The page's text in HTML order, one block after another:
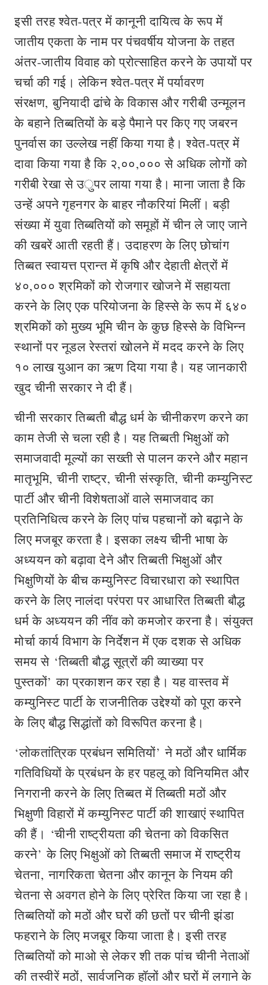
इसी तरह श्वेत-पत्र में कानूनी दायित्व के रूप में
जातीय एकता के नाम पर पंचवर्षीय योजना के तहत
अंतर-जातीय विवाह को प्रोत्साहित करने के उपायों पर
चर्चा की गई। लेकिन श्‍वेत-पत्र में पर्यावरण
संरक्षण, बुनियादी ढांचे के विकास और गरीबी उन्मूलन
के बहाने तिब्बतियों के बड़े पैमाने पर किए गए जबरन
पुनर्वास का उल्लेख नहीं किया गया है। श्‍वेत-पत्र में
दावा किया गया है कि २,००,००० से अधिक लोगों को
गरीबी रेखा से उुपर लाया गया है। माना जाता है कि
उन्हें अपने गृहनगर के बाहर नौकरियां मिलीं। बड़ी
संख्या में युवा तिब्बतियों को समूहों में चीन ले जाए जाने
की खबरें आती रहती हैं। उदाहरण के लिए छोचांग
तिब्बत स्वायत्त प्रान्त में कृषि और देहाती क्षेत्रों में
४०,००० श्रमिकों को रोजगार खोजने में सहायता
करने के लिए एक परियोजना के हिस्से के रूप में ६४०
श्रमिकों को मुख्य भूमि चीन के कुछ हिस्से के विभिन्न
स्थानों पर नूडल रेस्तरां खोलने में मदद करने के लिए
१० लाख युआन का ऋण दिया गया है। यह जानकारी
खुद चीनी सरकार ने दी हैं।
चीनी सरकार तिब्बती बौद्ध धर्म के चीनीकरण करने का
काम तेजी से चला रही है। यह तिब्बती भिक्षुओं को
समाजवादी मूल्यों का सख्ती से पालन करने और महान
मातृभूमि, चीनी राष्ट्र, चीनी संस्कृति, चीनी कम्युनिस्ट
पार्टी और चीनी विशेषताओं वाले समाजवाद का
प्रतिनिधित्व करने के लिए पांच पहचानों को बढ़ाने के
लिए मजबूर करता है। इसका लक्ष्य चीनी भाषा के
अध्ययन को बढ़ावा देने और तिब्बती भिक्षुओं और
भिक्षुणियों के बीच कम्‍युनिस्‍ट विचारधारा को स्थापित
करने के लिए नालंदा परंपरा पर आधारित तिब्बती बौद्ध
धर्म के अध्ययन की नींव को कमजोर करना है। संयुक्त
मोर्चा कार्य विभाग के निर्देशन में एक दशक से अधिक
समय से ‘तिब्बती बौद्ध सूत्रों की व्याख्या पर
पुस्तकों’ का प्रकाशन कर रहा है। यह वास्तव में
कम्युनिस्ट पार्टी के राजनीतिक उद्देश्यों को पूरा करने
के लिए बौद्ध सिद्धांतों को विरूपित करना है।
‘लोकतांत्रिक प्रबंधन समितियों’ ने मठों और धार्मिक
गतिविधियों के प्रबंधन के हर पहलू को विनियमित और
निगरानी करने के लिए तिब्बत में तिब्बती मठों और
भिक्षुणी विहारों में कम्युनिस्ट पार्टी की शाखाएं स्थापित
की हैं। ‘चीनी राष्ट्रीयता की चेतना को विकसित
करने’ के लिए भिक्षुओं को तिब्बती समाज में राष्ट्रीय
चेतना, नागरिकता चेतना और कानून के नियम की
चेतना से अवगत होने के लिए प्रेरित किया जा रहा है।
तिब्बतियों को मठों और घरों की छतों पर चीनी झंडा
फहराने के लिए मजबूर किया जाता है। इसी तरह
तिब्‍बतियों को माओ से लेकर शी तक पांच चीनी नेताओं
की तस्वीरें मठों, सार्वजनिक हॉलों और घरों में लगाने के